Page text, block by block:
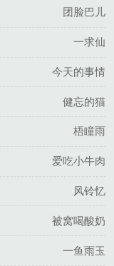
团脸巴儿
一求仙
今天的事情
健忘的猫
梧瞳雨
爱吃小牛肉
风铃忆
被窝喝酸奶
一鱼雨玉